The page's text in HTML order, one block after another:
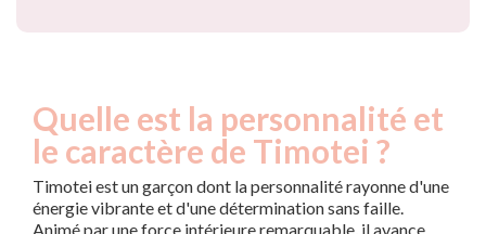
Quelle est la personnalité et
le caractère de Timotei ?
Timotei est un garçon dont la personnalité rayonne d'une
énergie vibrante et d'une détermination sans faille.
Animé par une force intérieure remarquable, il avance